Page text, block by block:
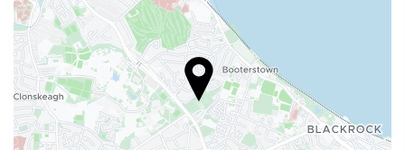
飲食
アラカルトレストラン
バー
駐車場